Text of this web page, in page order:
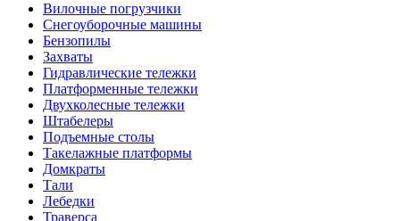
Вилочные погрузчики
Снегоуборочные машины
Бензопилы
Захваты
Гидравлические тележки
Платформенные тележки
Двухколесные тележки
Штабелеры
Подъемные столы
Такелажные платформы
Домкраты
Тали
Лебедки
Траверса